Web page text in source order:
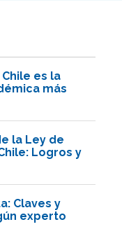
es la
más
la Ley de
Logros y
Claves y
experto